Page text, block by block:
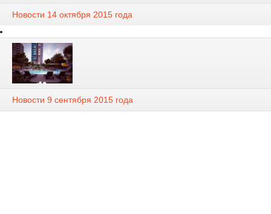
Новости 14 октября 2015 года
Новости 9 сентября 2015 года